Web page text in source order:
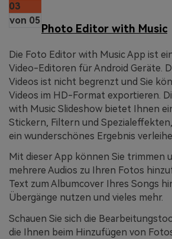
03
von 05
Photo Editor with Music
Die Foto Editor with Music App ist
Video-Editoren für Android Geräte.
Videos ist nicht begrenzt und Sie
Videos im HD-Format exportieren.
with Music Slideshow bietet Ihnen
Stickern, Filtern und
ein wunderschönes Ergebnis
Mit dieser App können Sie trimmen
mehrere Audios zu Ihren Fotos
Text zum Albumcover Ihres Songs
Übergänge nutzen und vieles mehr.
Schauen Sie sich die
die Ihnen beim Hinzufügen von